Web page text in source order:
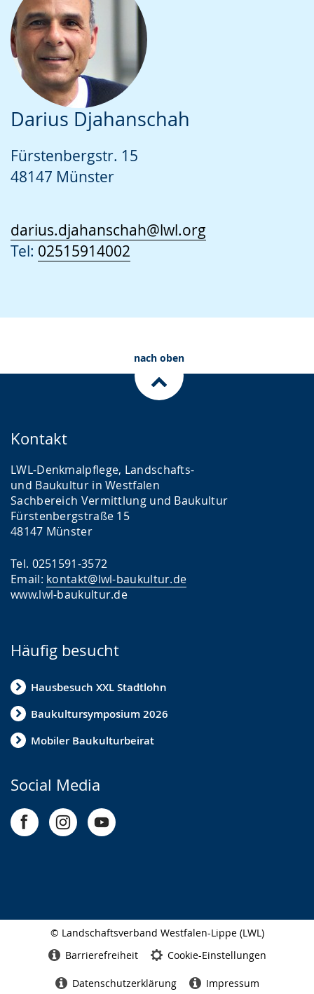
Darius Djahanschah
Fürstenbergstr. 15
48147 Münster
darius.djahanschah@lwl.org
Tel: 02515914002
nach oben
Kontakt
LWL-Denkmalpflege, Landschafts-
und Baukultur in Westfalen
Sachbereich Vermittlung und Baukultur
Fürstenbergstraße 15
48147 Münster
Tel. 0251591-3572
Email: kontakt@lwl-baukultur.de
www.lwl-baukultur.de
Häufig besucht
Hausbesuch XXL Stadtlohn
Baukultursymposium 2026
Mobiler Baukulturbeirat
Social Media
© Landschaftsverband Westfalen-Lippe (LWL)
Barrierefreiheit Cookie-Einstellungen
Datenschutzerklärung Impressum